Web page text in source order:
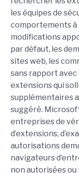
les équipes de
comportements à
modifications
par défaut, les
sites web, les
sans rapport avec
extensions qui
supplémentaires
suggéré.
entreprises de
d’extensions,
autorisations
navigateurs
non autorisées ou